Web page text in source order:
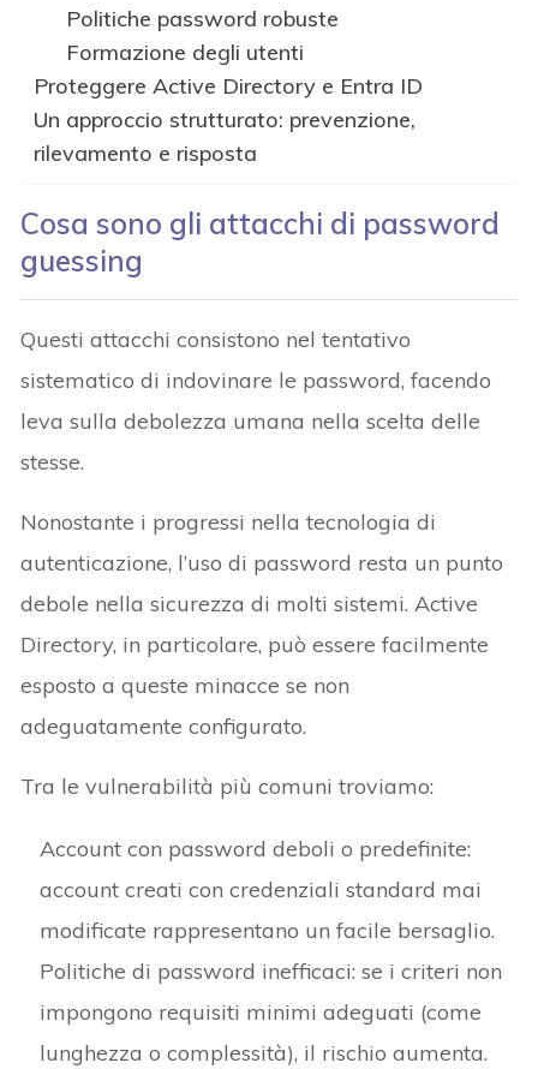
Politiche password robuste
Formazione degli utenti
Proteggere Active Directory e Entra ID
Un approccio strutturato: prevenzione,
rilevamento e risposta
Cosa sono gli attacchi di password
guessing
Questi attacchi consistono nel tentativo
sistematico di indovinare le password, facendo
leva sulla debolezza umana nella scelta delle
stesse.
Nonostante i progressi nella tecnologia di
autenticazione, l’uso di password resta un punto
debole nella sicurezza di molti sistemi. Active
Directory, in particolare, può essere facilmente
esposto a queste minacce se non
adeguatamente configurato.
Tra le vulnerabilità più comuni troviamo:
Account con password deboli o predefinite:
account creati con credenziali standard mai
modificate rappresentano un facile bersaglio.
Politiche di password inefficaci: se i criteri non
impongono requisiti minimi adeguati (come
lunghezza o complessità), il rischio aumenta.